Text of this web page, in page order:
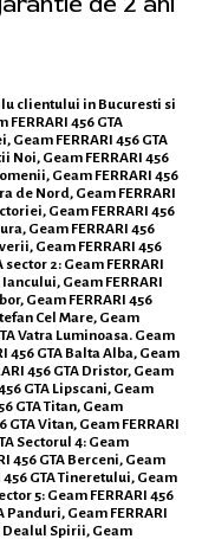
clientului in Bucuresti si
FERRARI 456 GTA
Geam FERRARI 456 GTA
Noi, Geam FERRARI 456
Geam FERRARI 456
de Nord, Geam FERRARI
Geam FERRARI 456
Geam FERRARI 456
Geam FERRARI 456
sector 2: Geam FERRARI
Iancului, Geam FERRARI
Geam FERRARI 456
Cel Mare, Geam
Vatra Luminoasa. Geam
456 GTA Balta Alba, Geam
456 GTA Dristor, Geam
GTA Lipscani, Geam
GTA Titan, Geam
GTA Vitan, Geam FERRARI
Sectorul 4: Geam
456 GTA Berceni, Geam
456 GTA Tineretului, Geam
5: Geam FERRARI 456
Panduri, Geam FERRARI
Dealul Spirii, Geam